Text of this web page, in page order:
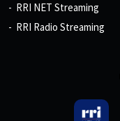
RRI NET Streaming
RRI Radio Streaming